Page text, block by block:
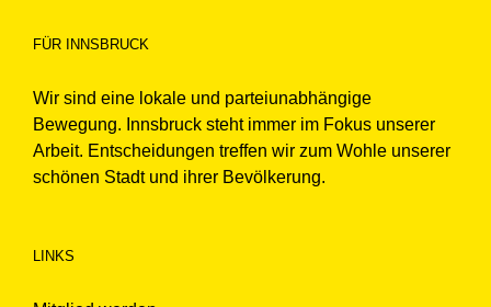
FÜR INNSBRUCK
Wir sind eine lokale und parteiunabhängige
Bewegung. Innsbruck steht immer im Fokus unserer
Arbeit. Entscheidungen treffen wir zum Wohle unserer
schönen Stadt und ihrer Bevölkerung.
LINKS